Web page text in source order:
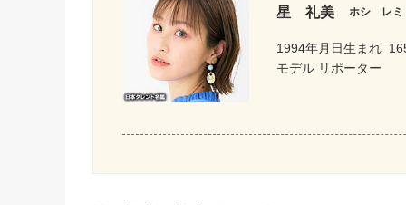
星 礼美 ホシ レミ
1994年月日生まれ
モデル リポーター